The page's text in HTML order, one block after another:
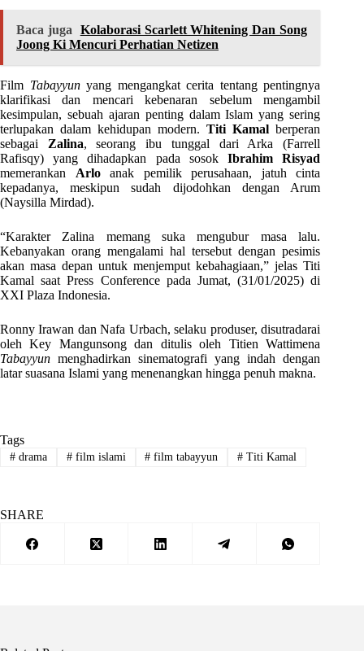
Baca juga
Kolaborasi Scarlett Whitening Dan Song
Joong Ki Mencuri Perhatian Netizen
Film Tabayyunyang mengangkat cerita tentang pentingnya
klarifikasi dan mencari kebenaran sebelum mengambil
kesimpulan, sebuah ajaran penting dalam Islam yang sering
terlupakan dalam kehidupan modern.Titi Kamal berperan
sebagai Zalina, seorang ibu tunggal dari Arka (Farrell
Rafisqy) yang dihadapkan pada sosokIbrahim Risyad
memerankan Arloanak pemilik perusahaan, jatuh cinta
kepadanya, meskipun sudah dijodohkan dengan Arum
(Naysilla Mirdad).
“Karakter Zalina memang suka mengubur masa lalu.
Kebanyakan orang mengalami hal tersebut dengan pesimis
akan masa depan untuk menjemput kebahagiaan,” jelas Titi
Kamal saat Press Conference pada Jumat, (31/01/2025) di
XXI Plaza Indonesia.
Ronny Irawan dan Nafa Urbach, selaku produser, disutradarai
oleh Key Mangunsong dan ditulis oleh Titien Wattimena
Tabayyun menghadirkan sinematografi yang indah dengan
latar suasana Islami yang menenangkan hingga penuh makna.
Tags
#drama #film islami # film tabayyun # Titi Kamal
SHARE